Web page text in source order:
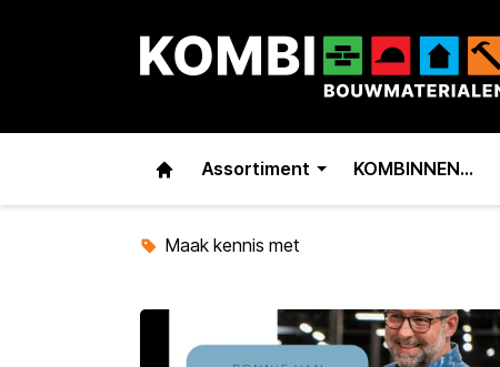
Assortiment KOMBINNEN…
Maak kennis met